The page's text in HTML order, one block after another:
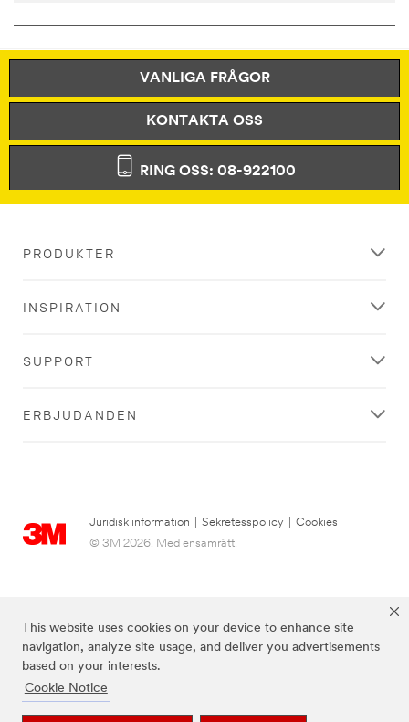
This website uses cookies on your device to enhance site
navigation, analyze site usage, and deliver you advertisements
based on your interests.
Cookie Notice
VANLIGA FRÅGOR
KONTAKTA OSS
RING OSS: 08-922100
PRODUKTER
INSPIRATION
SUPPORT
ERBJUDANDEN
Juridisk information Sekretesspolicy
Cookies
© 3M 2026. Med ensamrätt.